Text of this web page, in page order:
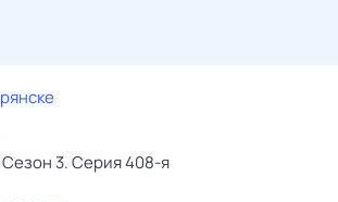
Сезон 3. Серия 408-я